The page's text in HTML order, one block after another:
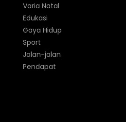
Varia Natal
Edukasi
Gaya Hidup
Sport
Jalan-jalan
Pendapat